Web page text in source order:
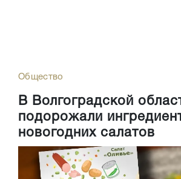
Общество
В Волгоградской
подорожали
новогодних салатов